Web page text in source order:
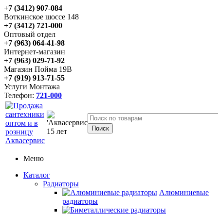
+7 (3412) 907-084
Воткинское шоссе 148
+7 (3412) 721-000
Оптовый отдел
+7 (963) 064-41-98
Интернет-магазин
+7 (963) 029-71-92
Магазин Пойма 19В
+7 (919) 913-71-55
Услуги Монтажа
Телефон: 721-000
Меню
Каталог
Радиаторы
Алюминиевые
радиаторы